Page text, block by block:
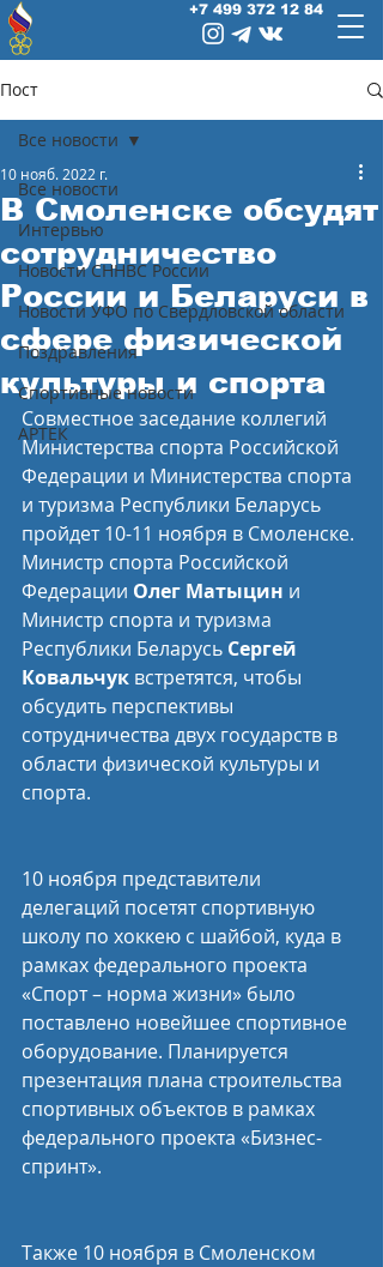
+7 499 372 12 84
Пост
Все новости
Интервью
Новости СННВС России
Новости УФО по Свердловской области
Поздравления
Спортивные новости
АРТЕК
Все новости
В Смоленске обсудят
сотрудничество
России и Беларуси в
сфере физической
культуры и спорта
10 нояб. 2022 г.
Совместное заседание коллегий
Министерства спорта Российской
Федерации и Министерства спорта
и туризма Республики Беларусь
пройдет 10-11 ноября в Смоленске.
Министр спорта Российской
Федерации Олег Матыцин и
Министр спорта и туризма
Республики Беларусь Сергей
Ковальчук встретятся, чтобы
обсудить перспективы
сотрудничества двух государств в
области физической культуры и
спорта.
10 ноября представители
делегаций посетят спортивную
школу по хоккею с шайбой, куда в
рамках федерального проекта
«Спорт – норма жизни» было
поставлено новейшее спортивное
оборудование. Планируется
презентация плана строительства
спортивных объектов в рамках
федерального проекта «Бизнес-
спринт».
Также 10 ноября в Смоленском